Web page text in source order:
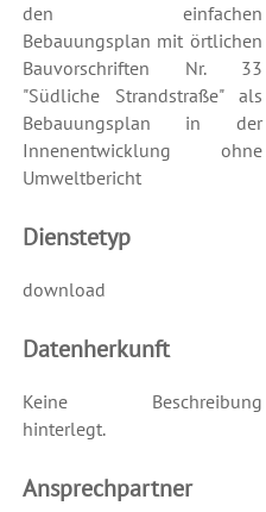
den einfachen
Bebauungsplan mit örtlichen
Bauvorschriften Nr. 33
"Südliche Strandstraße" als
Bebauungsplan in der
Innenentwicklung ohne
Umweltbericht
Dienstetyp
download
Datenherkunft
Keine Beschreibung
hinterlegt.
Ansprechpartner